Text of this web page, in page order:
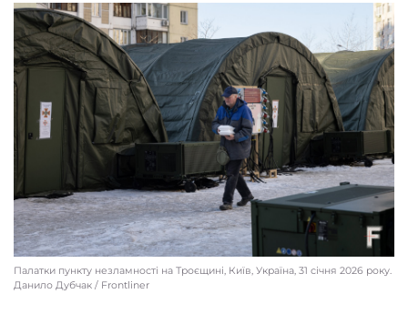
Палатки пункту незламності на Троєщині, Київ, Україна, 31 січня 2026 року.
Данило Дубчак / Frontliner